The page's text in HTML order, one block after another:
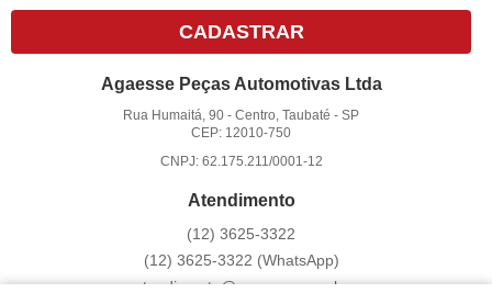
CADASTRAR
Agaesse Peças Automotivas Ltda
Rua Humaitá, 90 -Centro, Taubaté -SP
CEP: 12010-750
CNPJ: 62.175.211/0001-12
Atendimento
(12) 3625-3322
(12) 3625-3322 (WhatsApp)
atendimento@agaesse.com.br